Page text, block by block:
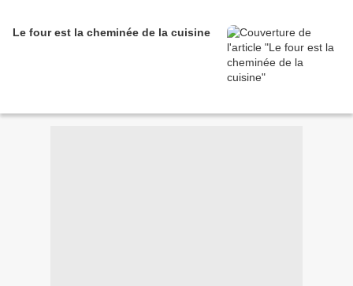
Le four est la cheminée de la cuisine